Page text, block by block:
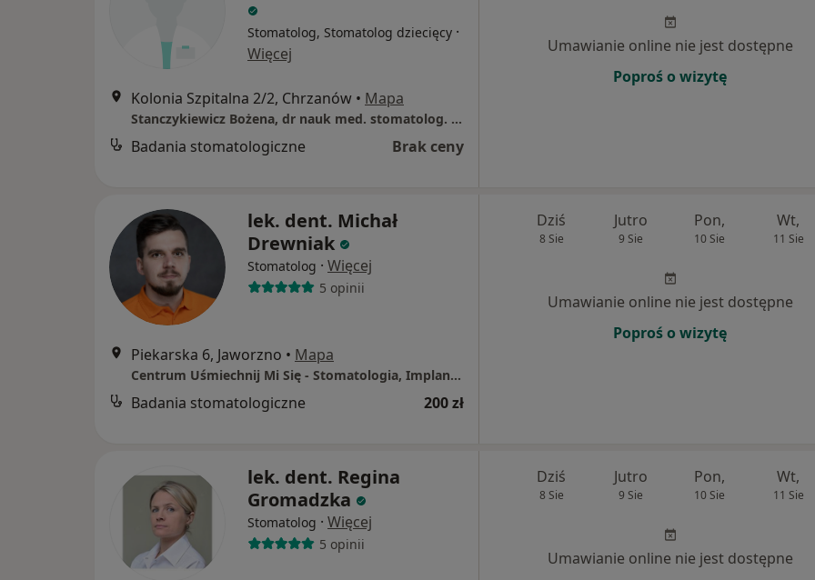
Stomatolog, Stomatolog dziecięcy ·
Więcej
Kolonia Szpitalna 2/2, Chrzanów • Mapa
Stanczykiewicz Bożena, dr nauk med. stomatolog. Gabinet
Badania stomatologiczne Brak ceny
Umawianie online nie jest dostępne
Poproś o wizytę
lek. dent. Michał
Drewniak
Stomatolog · Więcej
5 opinii
Piekarska 6, Jaworzno • Mapa
Centrum Uśmiechnij Mi Się - Stomatologia, Implantologia, Dentysta
Badania stomatologiczne 200 zł
Dziś
8 Sie
Jutro
9 Sie
Pon,
10 Sie
Wt,
11 Sie
Umawianie online nie jest dostępne
Poproś o wizytę
lek. dent. Regina
Gromadzka
Stomatolog · Więcej
5 opinii
Dziś
8 Sie
Jutro
9 Sie
Pon,
10 Sie
Wt,
11 Sie
Umawianie online nie jest dostępne